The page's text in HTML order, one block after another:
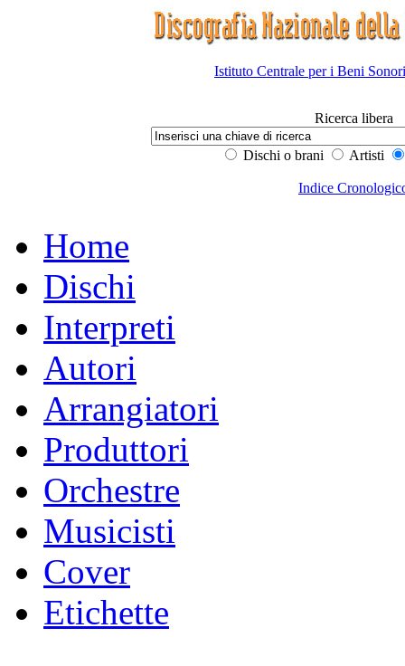
Istituto Centrale per i Beni
Ricerca libera
Dischi o brani Artisti
Indice
Home
Dischi
Interpreti
Autori
Arrangiatori
Produttori
Orchestre
Musicisti
Cover
Etichette